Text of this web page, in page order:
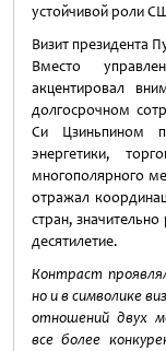
устойчивой роли
Визит президента
Вместо
акцентировал
долгосрочном
Си Цзиньпином
энергетики,
многополярного
отражал
стран,
десятилетие.
Контраст
но и в символике
отношений двух
все более